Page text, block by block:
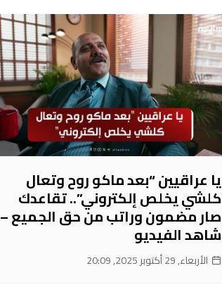
يا عراقيين “بعد ماكو روح وتعال
كلشي يخلص إلكتروني”.. تقاعدك
صار مضمون وراتب من حق الجميع –
شاهد الفيديو
الأربعاء, 29 أكتوبر 2025, 20:09